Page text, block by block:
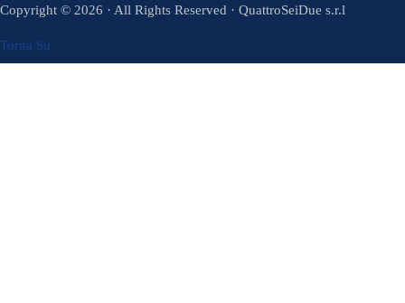
Copyright © 2026 · All Rights Reserved · QuattroSeiDue s.r.l
Torna Su